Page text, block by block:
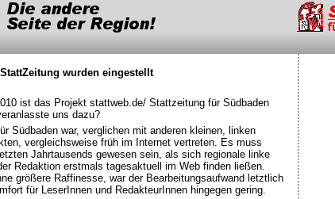
wurden eingestellt
ist das Projekt stattweb.de/ Stattzeitung für Südbaden
uns dazu?
Südbaden war, verglichen mit anderen kleinen, linken
vergleichsweise früh im Internet vertreten. Es muss
Jahrtausends gewesen sein, als sich regionale linke
Redaktion erstmals tagesaktuell im Web finden ließen.
größere Raffinesse, war der Bearbeitungsaufwand letztlich
für LeserInnen und RedakteurInnen hingegen gering.